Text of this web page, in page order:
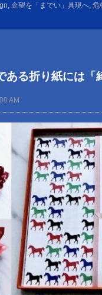
, 企望を「までい」具現へ, 危
ある折り紙には
AM